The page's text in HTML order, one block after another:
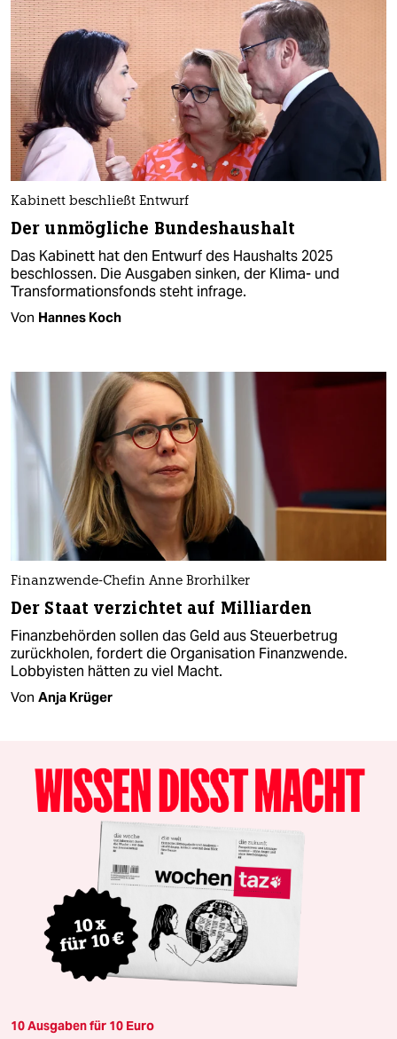
Kabinett beschließt Entwurf
Der unmögliche Bundeshaushalt
Das Kabinett hat den Entwurf des Haushalts 2025
beschlossen. Die Ausgaben sinken, der Klima- und
Transformationsfonds steht infrage.
Von Hannes Koch
Finanzwende-Chefin Anne Brorhilker
Der Staat verzichtet auf Milliarden
Finanzbehörden sollen das Geld aus Steuerbetrug
zurückholen, fordert die Organisation Finanzwende.
Lobbyisten hätten zu viel Macht.
Von Anja Krüger
10 Ausgaben für 10 Euro